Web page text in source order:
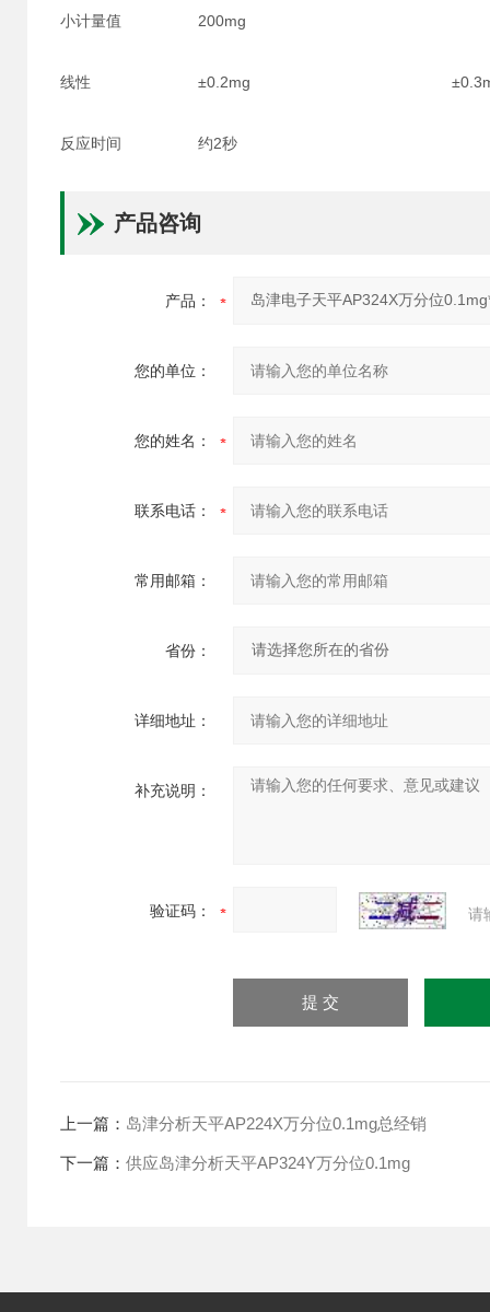
小计量值
200mg
线性 ±0.2mg
反应时间 约2秒
产品咨询
产品：
您的单位：
您的姓名：
联系电话：
常用邮箱：
省份：
详细地址：
补充说明：
验证码： 请
上一篇： 岛津分析天平AP224X万分位0.1mg总经销
下一篇： 供应岛津分析天平AP324Y万分位0.1mg